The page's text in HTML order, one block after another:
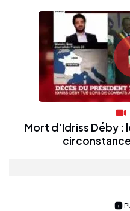
Mort d'Idriss Déby :